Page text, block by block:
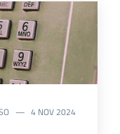
4 NOV 2024